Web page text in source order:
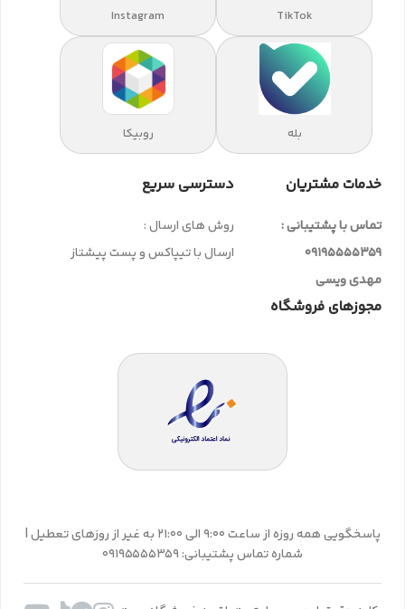
TikTok
Instagram
بله روبیکا
خدمات مشتریان
تماس با پشتیبانی :
09195555359
مهدی ویسی
دسترسی سریع
روش های ارسال :
ارسال با تیپاکس و پست پیشتاز
مجوزهای فروشگاه
پاسخگویی همه روزه از ساعت 9:00 الی 21:00 به غیر از روزهای تعطیل |
شماره تماس پشتیبانی: 09195555359